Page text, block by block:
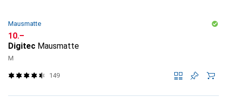
Mausmatte
CHF
10.–
Digitec Mausmatte
M
149